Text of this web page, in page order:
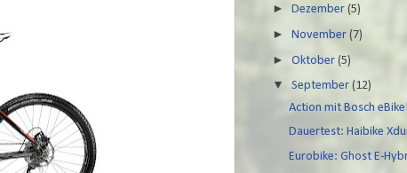
►Dezember(5)
►November(7)
►Oktober(5)
▼September(12)
Action mit Bosch
Dauertest: Haibike
Eurobike: Ghost E-